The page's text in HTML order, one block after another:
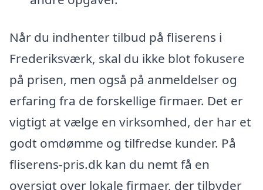
Når du indhenter tilbud på fliserens i
Frederiksværk, skal du ikke blot fokusere
på prisen, men også på anmeldelser og
erfaring fra de forskellige firmaer. Det er
vigtigt at vælge en virksomhed, der har et
godt omdømme og tilfredse kunder. På
fliserens-pris.dk kan du nemt få en
oversigt over lokale firmaer, der tilbyder